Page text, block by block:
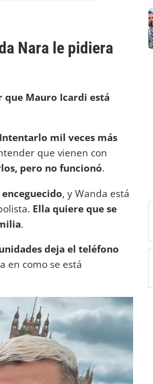
Nara le pidiera
que Mauro Icardi está
mil veces más
que vienen con
pero no funcionó.
, y Wanda está
Ella quiere que se
.
deja el teléfono
en como se está